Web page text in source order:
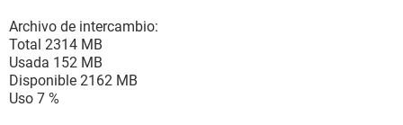
Identificador del slot PCI4
Tipo PCI-E x1
Uso En uso
Ancho del Bus de datos 32 bits
Longitud Largo
Archivo de intercambio:
Total 2314 MB
Usada 152 MB
Disponible 2162 MB
Uso 7 %